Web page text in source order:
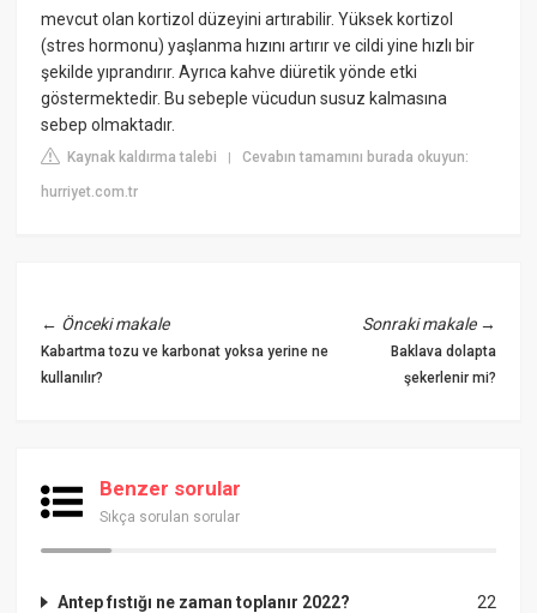
mevcut olan kortizol düzeyini artırabilir. Yüksek kortizol
(stres hormonu) yaşlanma hızını artırır ve cildi yine hızlı bir
şekilde yıprandırır. Ayrıca kahve diüretik yönde etki
göstermektedir. Bu sebeple vücudun susuz kalmasına
sebep olmaktadır.
Kaynak kaldırma talebi |Cevabın tamamını burada okuyun:
hurriyet.com.tr
← Önceki makale
Kabartma tozu ve karbonat yoksa yerine ne
kullanılır?
Sonraki makale→
Baklava dolapta
şekerlenir mi?
Benzer sorular
Sıkça sorulan sorular
22
Antep fıstığı ne zaman toplanır 2022?